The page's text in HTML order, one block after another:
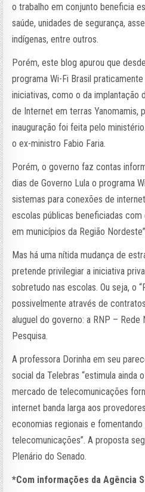
o trabalho em conjunto beneficia
saúde, unidades de segurança,
indígenas, entre outros.
Porém, este blog apurou que
programa Wi-Fi Brasil
iniciativas, como o da implantação
de Internet em terras Yanomamis,
inauguração foi feita pelo
o ex-ministro Fabio Faria.
Porém, o governo faz contas
dias de Governo Lula o programa
sistemas para conexões de
escolas públicas beneficiadas
em municípios da Região
Mas há uma nítida mudança de
pretende privilegiar a iniciativa
sobretudo nas escolas. Ou seja, o
possivelmente através de
aluguel do governo: a RNP – Rede
Pesquisa.
A professora Dorinha em seu
social da Telebras “estimula ainda
mercado de telecomunicações
internet banda larga aos
economias regionais e
telecomunicações”. A proposta
Plenário do Senado.
*Com informações da Agência